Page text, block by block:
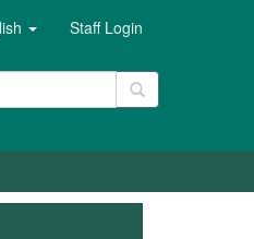
Staff Login